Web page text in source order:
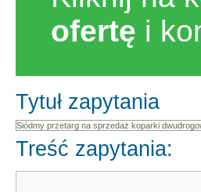
ofertę i
Tytuł zapytania
Treść zapytania: